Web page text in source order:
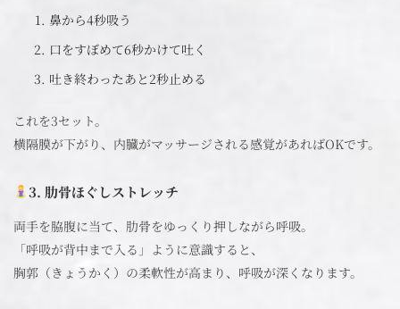
鼻から4秒吸う
口をすぼめて6秒かけて吐く
吐き終わったあと2秒止める
これを3セット。
横隔膜が下がり、内臓がマッサージされる感覚があればOKです。
3. 肋骨ほぐしストレッチ
両手を脇腹に当て、肋骨をゆっくり押しながら呼吸。
「呼吸が背中まで入る」ように意識すると、
胸郭（きょうかく）の柔軟性が高まり、呼吸が深くなります。